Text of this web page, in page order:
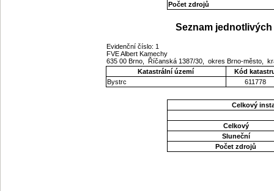
Počet zdrojů
Seznam
Evidenční číslo: 1
FVE Albert Kamechy
635 00 Brno, Říčanská 1387/30, okres Brno-město,
Katastrální území
Kód
Bystrc
611778
Celkový
Celkový
Sluneční
Počet zdrojů